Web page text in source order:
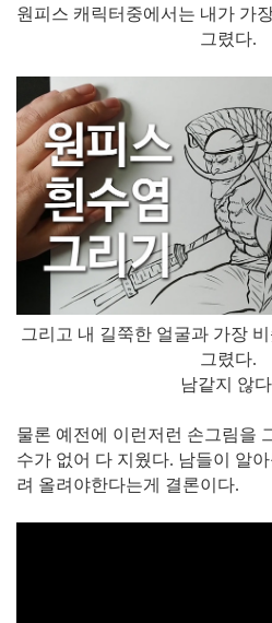
원피스 캐릭터중에서는 내가 가
그렸다.
그리고 내 길쭉한 얼굴과 가장
그렸다.
남같지 않
물론 예전에 이런저런 손그림을
수가 없어 다 지웠다. 남들이 알
려 올려야한다는게 결론이다.